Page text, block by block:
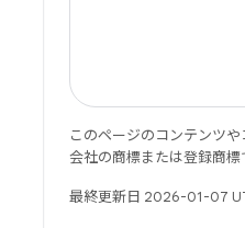
このページのコンテンツや
会社の商標または登録商標
最終更新日 2026-01-07